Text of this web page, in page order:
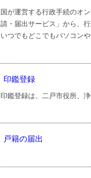
国が運営する行政手続のオ
請・届出サービス」から、
いつでもどこでもパソコン
印鑑登録
印鑑登録は、二戸市役所、
戸籍の届出